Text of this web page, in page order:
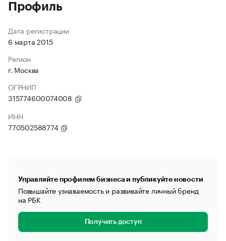
Профиль
Дата регистрации
6 марта 2015
Регион
г. Москва
ОГРНИП
315774600074008
ИНН
770502588774
Управляйте профилем бизнеса и публикуйте новости
Повышайте узнаваемость и развивайте личный бренд
на РБК
Получить доступ